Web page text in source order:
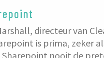
directeur van
is prima, zeker
nooit de